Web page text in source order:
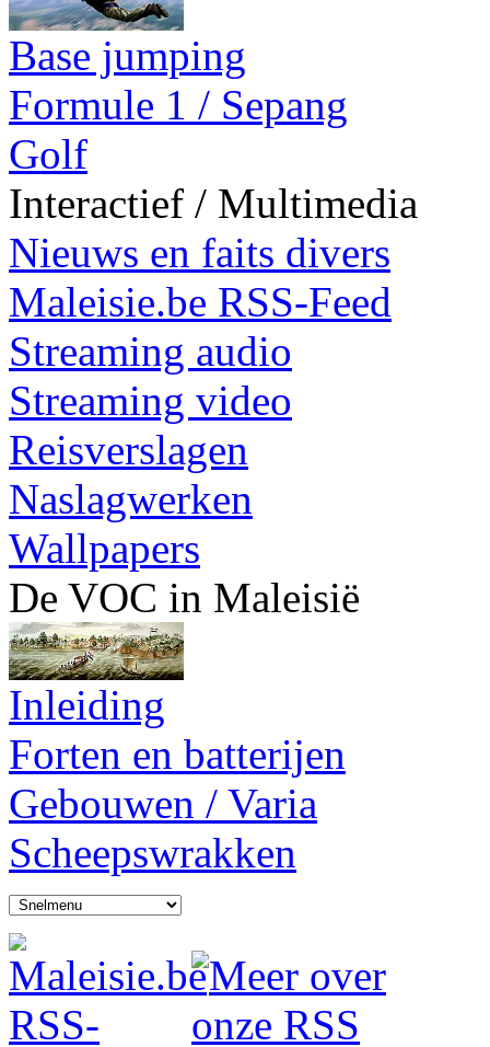
Base jumping
Formule 1 / Sepang
Golf
Interactief / Multimedia
Nieuws en faits divers
Maleisie.be RSS-Feed
Streaming audio
Streaming video
Reisverslagen
Naslagwerken
Wallpapers
De VOC in Maleisië
Inleiding
Forten en batterijen
Gebouwen / Varia
Scheepswrakken